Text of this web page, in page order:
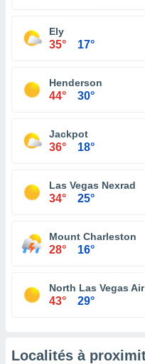
Ely
35° 17°
Henderson
44° 30°
Jackpot
36° 18°
Las Vegas Nexrad
34° 25°
Mount Charleston
28° 16°
North Las Vegas
43° 29°
Localités à